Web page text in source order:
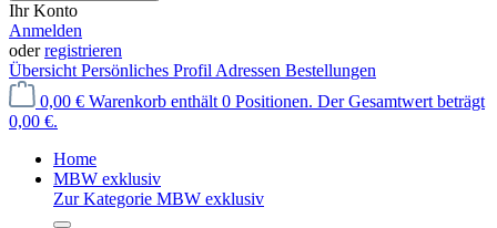
Ihr Konto
Anmelden
oderregistrieren
Übersicht Persönliches Profil Adressen Bestellungen
0,00 € Warenkorb enthält 0 Positionen. Der Gesamtwert beträgt
0,00 €.
Home
MBW exklusiv
Zur Kategorie MBW exklusiv